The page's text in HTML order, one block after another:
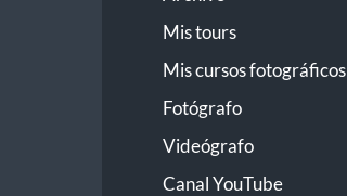
Mis tours
Mis cursos fotográficos
Fotógrafo
Videógrafo
Canal YouTube